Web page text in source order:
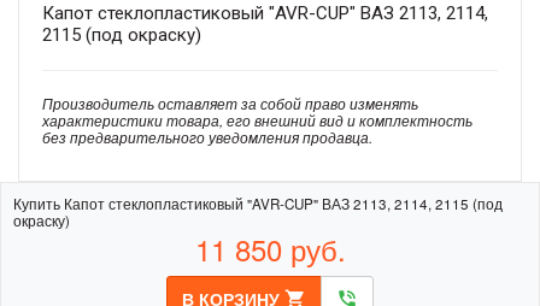
Капот стеклопластиковый "AVR-CUP" ВАЗ 2113, 2114,
2115 (под окраску)
Производитель оставляет за собой право изменять
характеристики товара, его внешний вид и комплектность
без предварительного уведомления продавца.
Купить Капот стеклопластиковый "AVR-CUP" ВАЗ 2113, 2114, 2115 (под
окраску)
11 850 руб.
В КОРЗИНУ shopping_cart phone_in_talk